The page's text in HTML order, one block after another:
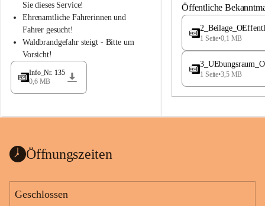
a
d
l
a
Sie dieses Service!
Ehrenamtliche Fahrerinnen und
Fahrer gesucht!
Waldbrandgefahr steigt - Bitte um
Vorsicht!
Info_Nr. 135
0,6 MB
e
a
Öffentliche
1 Seite•0,1 MB
1 Seite•3,5 MB
Öffnungszeiten
Geschlossen